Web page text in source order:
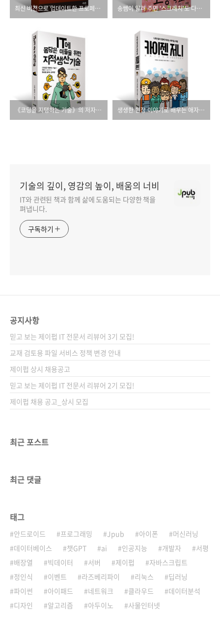
최신 버전으로 업데이트한 프로페셔널 안드로이드(제4판)를 만나세요! 송쌤이 알려 주면 '스크래치'도 다릅니다!
《코딩을 지탱하는 기술》의 저자가 알려주는 몸값을 올리는 공부법! 생생한 현장 이야기로 배우는 애자일 서적
기술의 깊이, 영감의 높이, 배움의 너비
IT와 관련된 책과 함께 삶에 도움되는 다양한 책을
펴냅니다.
구독하기
공지사항
믿고 보는 제이펍 IT 전문서 리뷰어 3기 모집!
교재 검토용 파일 서비스 정책 변경 안내
제이펍 상시 채용공고
믿고 보는 제이펍 IT 전문서 리뷰어 2기 모집!
제이펍 채용 공고_상시 모집
최근 포스트
최근 댓글
태그
안드로이드 프로그래밍 Jpub 아이폰
머신러닝
데이터베이스
챗GPT ai 인공지능 개발자
서평
배장열
빅데이터 서버 제이펍
자바스크립트
정인식
이벤트 라즈베리파이 리눅스
딥러닝
파이썬
아이패드 네트워크 클라우드
데이터분석
디자인
알고리즘 아두이노 사물인터넷